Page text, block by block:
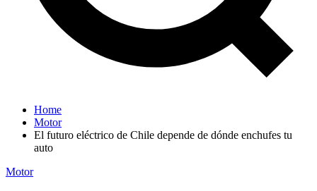
Home
Motor
El futuro eléctrico de Chile depende de dónde enchufes tu
auto
Motor